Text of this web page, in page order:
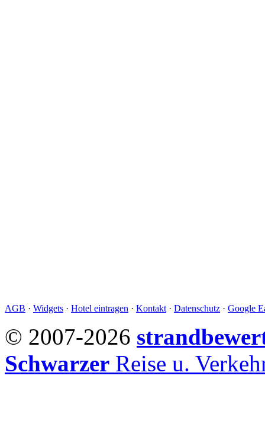
AGB · Widgets · Hotel eintragen · Kontakt · Datenschutz · Google
© 2007-2026
Schwarzer Reise u.